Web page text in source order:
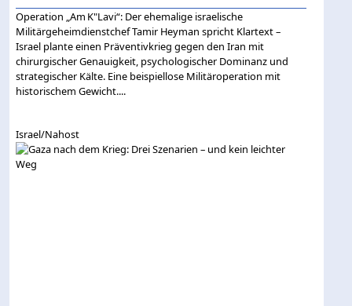
Operation „Am K"Lavi“: Der ehemalige israelische
Militärgeheimdienstchef Tamir Heyman spricht Klartext –
Israel plante einen Präventivkrieg gegen den Iran mit
chirurgischer Genauigkeit, psychologischer Dominanz und
strategischer Kälte. Eine beispiellose Militäroperation mit
historischem Gewicht....
Israel/Nahost